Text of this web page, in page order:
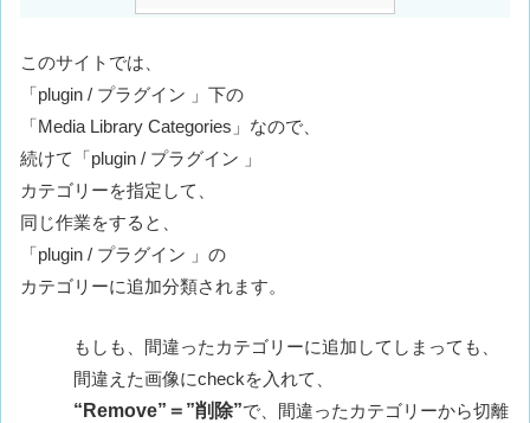
このサイトでは、
「plugin / プラグイン 」下の
「Media Library Categories」なので、
続けて「plugin / プラグイン 」
カテゴリーを指定して、
同じ作業をすると、
「plugin / プラグイン 」の
カテゴリーに追加分類されます。
もしも、間違ったカテゴリーに追加してしまっても、
間違えた画像にcheckを入れて、
“Remove”＝”削除”で、間違ったカテゴリーから切離